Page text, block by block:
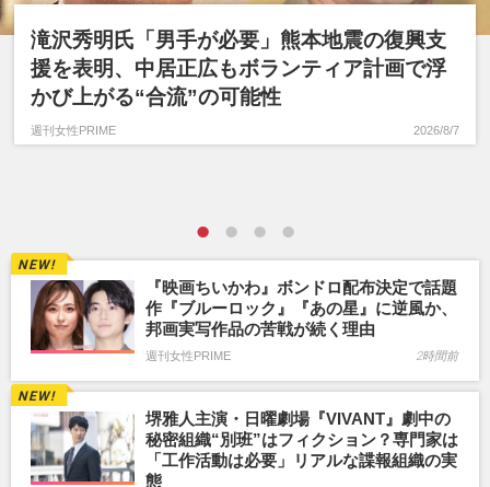
滝沢秀明氏「男手が必要」熊本地震の復興支
援を表明、中居正広もボランティア計画で浮
かび上がる“合流”の可能性
週刊女性PRIME 2026/8/7
『映画ちいかわ』ボンドロ配布決定で話題
作『ブルーロック』『あの星』に逆風か、
邦画実写作品の苦戦が続く理由
週刊女性PRIME 2時間前
堺雅人主演・日曜劇場『VIVANT』劇中の
秘密組織“別班”はフィクション？専門家は
「工作活動は必要」リアルな諜報組織の実
態